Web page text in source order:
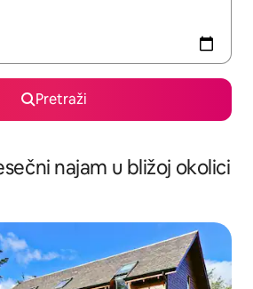
Pretraži
najam u bližoj okolici